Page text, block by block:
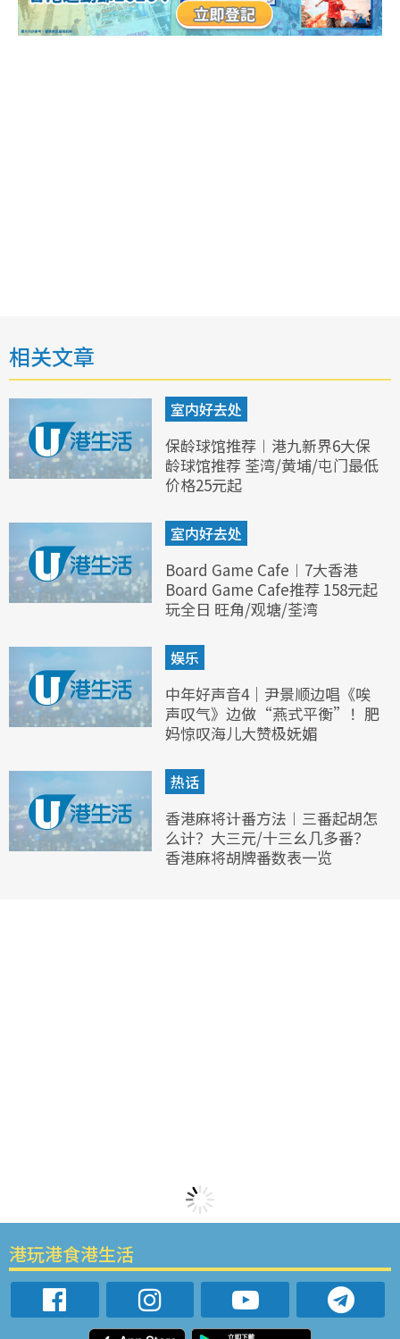
相关文章
室内好去处
保龄球馆推荐︱港九新界6大保
龄球馆推荐 荃湾/黄埔/屯门最低
价格25元起
室内好去处
Board Game Cafe︱7大香港
Board Game Cafe推荐 158元起
玩全日 旺角/观塘/荃湾
娱乐
中年好声音4｜尹景顺边唱《唉
声叹气》边做“燕式平衡”！肥
妈惊叹海儿大赞极妩媚
热话
香港麻将计番方法︱三番起胡怎
么计？大三元/十三幺几多番？
香港麻将胡牌番数表一览
港玩港食港生活